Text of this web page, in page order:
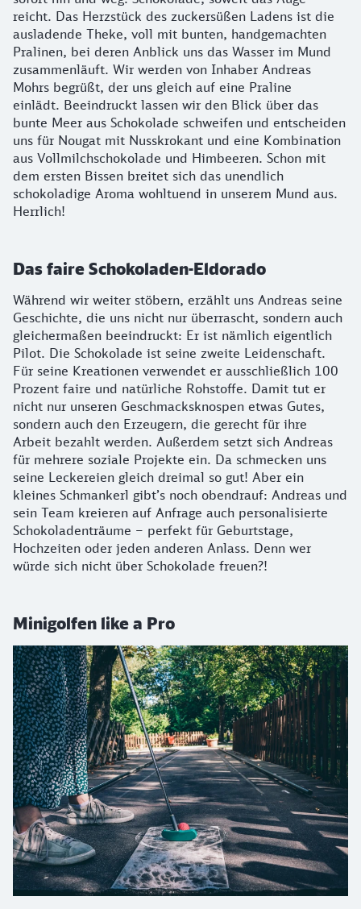
reicht. Das Herzstück des zuckersüßen Ladens ist die
ausladende Theke, voll mit bunten, handgemachten
Pralinen, bei deren Anblick uns das Wasser im Mund
zusammenläuft. Wir werden von Inhaber Andreas
Mohrs begrüßt, der uns gleich auf eine Praline
einlädt. Beeindruckt lassen wir den Blick über das
bunte Meer aus Schokolade schweifen und entscheiden
uns für Nougat mit Nusskrokant und eine Kombination
aus Vollmilchschokolade und Himbeeren. Schon mit
dem ersten Bissen breitet sich das unendlich
schokoladige Aroma wohltuend in unserem Mund aus.
Herrlich!
Das faire Schokoladen-Eldorado
Während wir weiter stöbern, erzählt uns Andreas seine
Geschichte, die uns nicht nur überrascht, sondern auch
gleichermaßen beeindruckt: Er ist nämlich eigentlich
Pilot. Die Schokolade ist seine zweite Leidenschaft.
Für seine Kreationen verwendet er ausschließlich 100
Prozent faire und natürliche Rohstoffe. Damit tut er
nicht nur unseren Geschmacksknospen etwas Gutes,
sondern auch den Erzeugern, die gerecht für ihre
Arbeit bezahlt werden. Außerdem setzt sich Andreas
für mehrere soziale Projekte ein. Da schmecken uns
seine Leckereien gleich dreimal so gut! Aber ein
kleines Schmankerl gibt’s noch obendrauf: Andreas und
sein Team kreieren auf Anfrage auch personalisierte
Schokoladenträume – perfekt für Geburtstage,
Hochzeiten oder jeden anderen Anlass. Denn wer
würde sich nicht über Schokolade freuen?!
Minigolfen like a Pro